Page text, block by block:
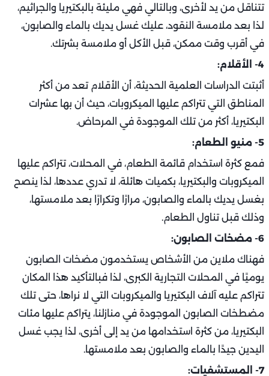
تتناقل من يد لأخرى، وبالتالي فهي مليئة بالبكتيريا والجراثيم،
لذا بعد ملامسة النقود، عليك غسل يديك بالماء والصابون،
في أقرب وقت ممكن، قبل الأكل أو ملامسة بشرتك.
4- الأقلام:
أثبتت الدراسات العلمية الحديثة، أن الأقلام تعد من أكثر
المناطق التي تتراكم عليها الميكروبات، حيث أن بها عشرات
البكتيريا، أكثر من تلك الموجودة في المرحاض.
5- منيو الطعام:
فمع كثرة استخدام قائمة الطعام، في المحلات، تتراكم عليها
الميكروبات والبكتيريا، بكميات هائلة، لا تدري عددها، لذا ينصح
بغسل يديك بالماء والصابون، مرارًا وتكرارًا بعد ملامستها،
وذلك قبل تناول الطعام.
6- مضخات الصابون:
فهناك ملاين من الأشخاص يستخدمون مضخات الصابون
يوميًا في المحلات التجارية الكبرى، لذا فبالتأكيد هذا المكان
تتراكم عليه آلاف البكتيريا والميكروبات التي لا نراها، حتى تلك
مضطخات الصابون الموجودة في منازلنا، يتراكم عليها مئات
البكتيريا، من كثرة استخدامها من يد إلى أخرى، لذا يجب غسل
اليدين جيدًا بالماء والصابون بعد ملامستها.
7- المستشفيات: